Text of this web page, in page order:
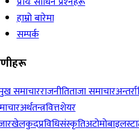
हाम्रो बारेमा
सम्पर्क
समाचारराजनीतिताजा समाचार
अर्थतन्त्रवित्तशेयर
खेलकुदप्रविधिसंस्कृतिअटोमोबाइल